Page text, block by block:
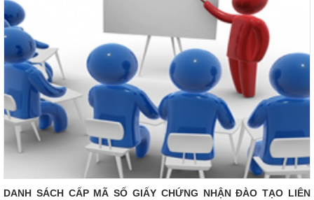
DANH SÁCH CẤP MÃ SỐ GIẤY CHỨNG NHẬN ĐÀO TẠO LIÊN